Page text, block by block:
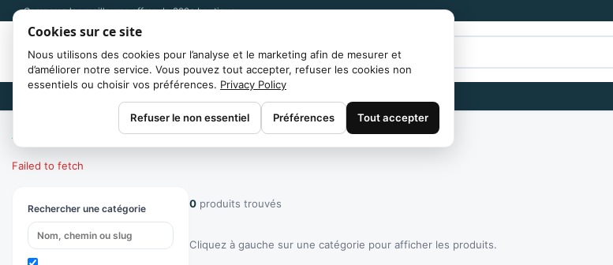
Cookies sur ce site
Nous utilisons des cookies pour l’analyse et le marketing afin de mesurer et
d’améliorer notre service. Vous pouvez tout accepter, refuser les cookies non
essentiels ou choisir vos préférences. Privacy Policy
Refuser le non essentiel Préférences Tout accepter
Comparez les meilleures offres de 300+ boutiques
Accueil
Failed to fetch
Rechercher une catégorie 0 produits trouvés
Cliquez à gauche sur une catégorie pour afficher les produits.